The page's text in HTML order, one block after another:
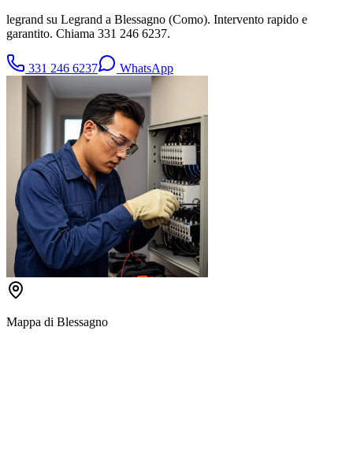
legrand su Legrand a Blessagno (Como). Intervento rapido e
garantito. Chiama 331 246 6237.
331 246 6237 WhatsApp
Mappa di Blessagno